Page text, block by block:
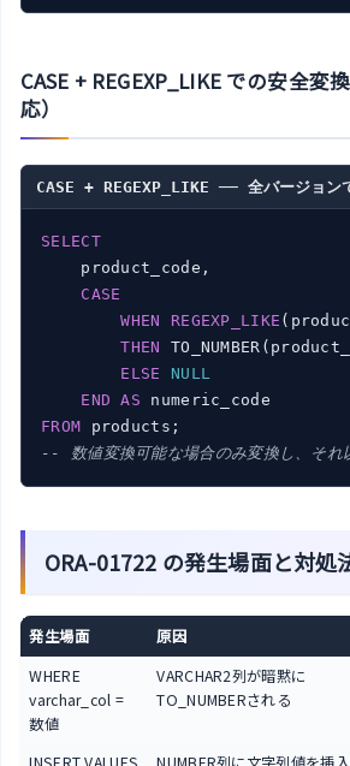
CASE + REGEXP_LIKE での安全変
応）
CASE + REGEXP_LIKE ── 全バージョン
SELECT
    product_code,
CASE
WHEN
REGEXP_LIKE
THEN
ELSE
NULL
END
AS
FROM
-- 数値変換可能な場合のみ変換し、それ
ORA-01722 の発生場面と対処
発生場面 原因
WHERE
varchar_col =
数値
VARCHAR2列が暗黙に
TO_NUMBERされる